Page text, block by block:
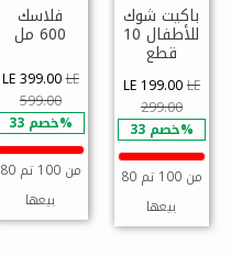
باكيت شوك
للأطفال 10
قطع
LE 199.00LE
299.00
خصم 33%
80 من 100 تم
بيعها
فلاسك
600 مل
LE 399.00LE
599.00
خصم 33%
80 من 100 تم
بيعها